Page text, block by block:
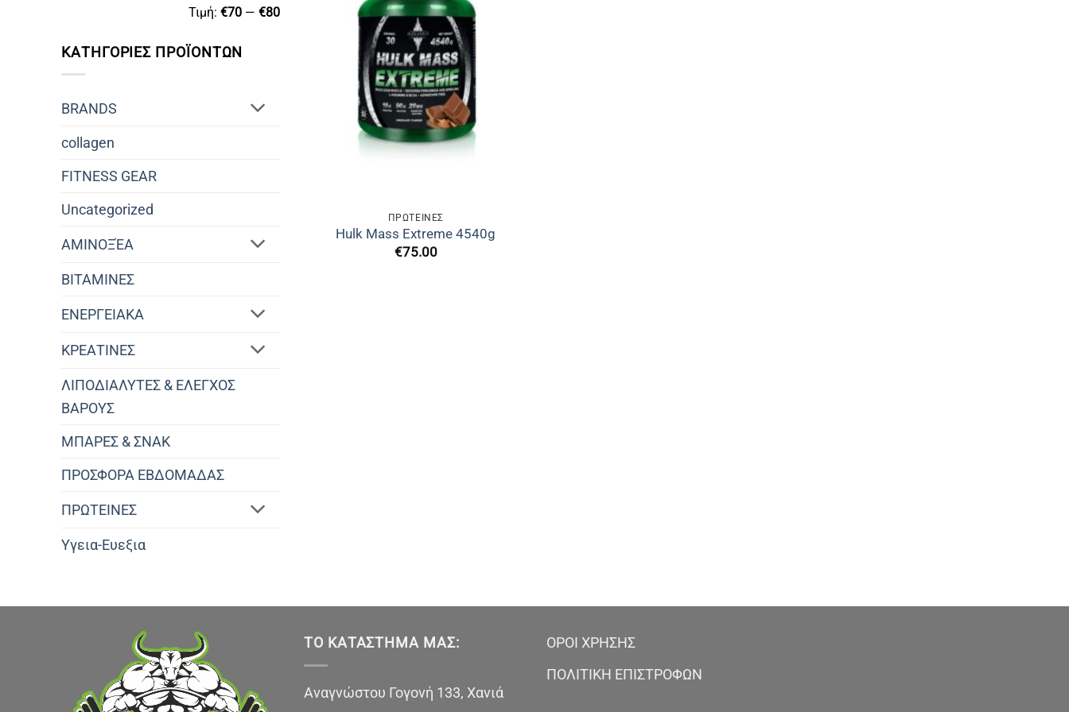
Τιμή: €70 — €80
ΚΑΤΗΓΟΡΙΕΣ ΠΡΟΪΟΝΤΩΝ
BRANDS
collagen
FITNESS GEAR
Uncategorized
ΑΜΙΝΟΞΈΑ
ΒΙΤΑΜΙΝΕΣ
ΕΝΕΡΓΕΙΑΚΑ
ΚΡΕΑΤΙΝΕΣ
ΛΙΠΟΔΙΑΛΥΤΕΣ & ΕΛΕΓΧΟΣ
ΒΑΡΟΥΣ
ΜΠΑΡΕΣ & ΣΝΑΚ
ΠΡΟΣΦΟΡΑ ΕΒΔΟΜΑΔΑΣ
ΠΡΩΤΕΙΝΕΣ
Υγεια-Ευεξια
ΠΡΩΤΕΙΝΕΣ
Hulk Mass Extreme 4540g
€75.00
ΤΟ ΚΑΤΆΣΤΗΜΑ ΜΑΣ:
Αναγνώστου Γογονή 133, Χανιά
ΟΡΟΙ ΧΡΗΣΗΣ
ΠΟΛΙΤΙΚΗ ΕΠΙΣΤΡΟΦΩΝ